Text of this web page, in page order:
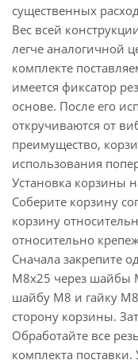
существенных
Вес всей
легче аналогичной
комплекте
имеется фиксатор
основе. После его
откручиваются от
преимущество,
использования
Установка корзины
Соберите корзину
корзину
относительно
Сначала закрепите
М8х25 через шайбы
шайбу М8 и гайку
сторону корзины.
Обработайте все
комплекта